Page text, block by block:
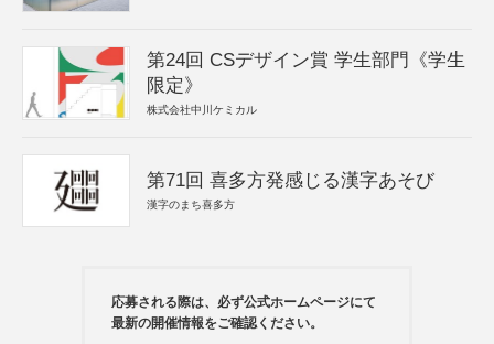
第24回 CSデザイン賞 学生部門《学生
限定》
株式会社中川ケミカル
第71回 喜多方発感じる漢字あそび
漢字のまち喜多方
応募される際は、必ず公式ホームページにて
最新の開催情報をご確認ください。